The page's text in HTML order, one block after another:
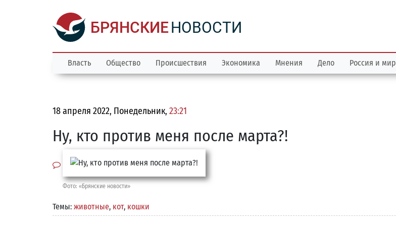
БРЯНСКИЕНОВОСТИ
Власть Общество Происшествия Экономика Мнения Дело Россия и мир
18 апреля 2022, Понедельник, 23:21
Ну, кто против меня после марта?!
Фото: «Брянские новости»
Темы: животные, кот, кошки